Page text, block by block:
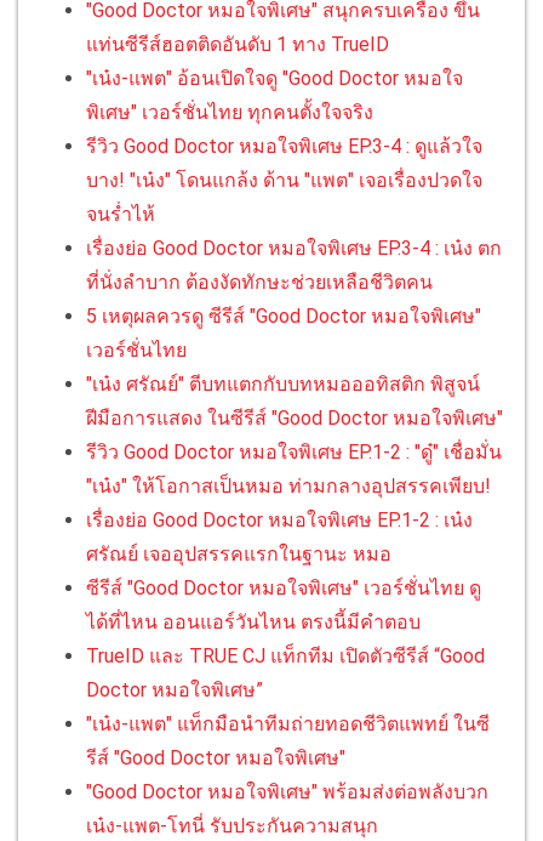
"Good Doctor หมอใจพิเศษ" สนุกครบเครื่อง ขึ้น
แท่นซีรีส์ฮอตติดอันดับ 1 ทาง TrueID
"เน๋ง-แพต" อ้อนเปิดใจดู "Good Doctor หมอใจ
พิเศษ" เวอร์ชั่นไทย ทุกคนตั้งใจจริง
รีวิว Good Doctor หมอใจพิเศษ EP.3-4 : ดูแล้วใจ
บาง! "เน๋ง" โดนแกล้ง ด้าน "แพต" เจอเรื่องปวดใจ
จนร่ำไห้
เรื่องย่อ Good Doctor หมอใจพิเศษ EP.3-4 : เน๋ง ตก
ที่นั่งลำบาก ต้องงัดทักษะช่วยเหลือชีวิตคน
5 เหตุผลควรดู ซีรีส์ "Good Doctor หมอใจพิเศษ"
เวอร์ชั่นไทย
"เน๋ง ศรัณย์" ตีบทแตกกับบทหมอออทิสติก พิสูจน์
ฝีมือการแสดง ในซีรีส์ "Good Doctor หมอใจพิเศษ"
รีวิว Good Doctor หมอใจพิเศษ EP.1-2 : "ดู๋" เชื่อมั่น
"เน๋ง" ให้โอกาสเป็นหมอ ท่ามกลางอุปสรรคเพียบ!
เรื่องย่อ Good Doctor หมอใจพิเศษ EP.1-2 : เน๋ง
ศรัณย์ เจออุปสรรคแรกในฐานะ หมอ
ซีรีส์ "Good Doctor หมอใจพิเศษ" เวอร์ชั่นไทย ดู
ได้ที่ไหน ออนแอร์วันไหน ตรงนี้มีคำตอบ
TrueID และ TRUE CJ แท็กทีม เปิดตัวซีรีส์ “Good
Doctor หมอใจพิเศษ”
"เน๋ง-แพต" แท็กมือนำทีมถ่ายทอดชีวิตแพทย์ ในซี
รีส์ "Good Doctor หมอใจพิเศษ"
"Good Doctor หมอใจพิเศษ" พร้อมส่งต่อพลังบวก
เน๋ง-แพต-โทนี่ รับประกันความสนุก